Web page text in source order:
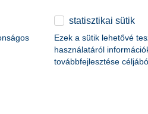
statisztikai sütik
Ezek a sütik lehetővé
használatáról
továbbfejlesztése